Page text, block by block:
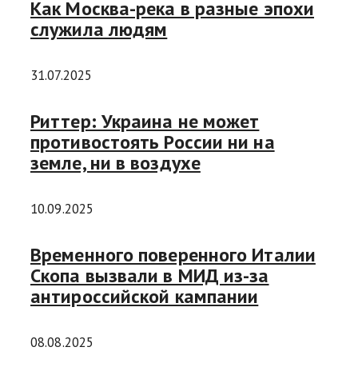
Как Москва-река в разные эпохи
служила людям
31.07.2025
Риттер: Украина не может
противостоять России ни на
земле, ни в воздухе
10.09.2025
Временного поверенного Италии
Скопа вызвали в МИД из-за
антироссийской кампании
08.08.2025